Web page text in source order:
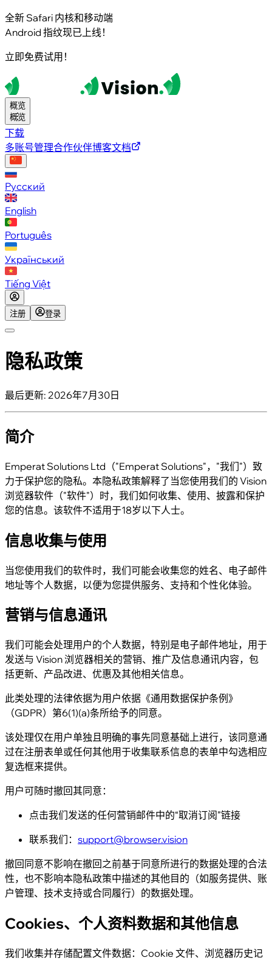
全新 Safari 内核和移动端
Android 指纹现已上线！
立即免费试用！
概览
概览
下载
多账号管理合作伙伴博客文档
Русский
English
Português
Український
Tiếng Việt
注册 登录
隐私政策
最后更新: 2026年7月30日
简介
Emperat Solutions Ltd（"Emperat Solutions"，"我们"）致
力于保护您的隐私。本隐私政策解释了当您使用我们的 Vision
浏览器软件（"软件"）时，我们如何收集、使用、披露和保护
您的信息。该软件不适用于18岁以下人士。
信息收集与使用
当您使用我们的软件时，我们可能会收集您的姓名、电子邮件
地址等个人数据，以便为您提供服务、支持和个性化体验。
营销与信息通讯
我们可能会处理用户的个人数据，特别是电子邮件地址，用于
发送与 Vision 浏览器相关的营销、推广及信息通讯内容，包
括更新、产品改进、优惠及其他相关信息。
此类处理的法律依据为用户依据《通用数据保护条例》
（GDPR）第6(1)(a)条所给予的同意。
该处理仅在用户单独且明确的事先同意基础上进行，该同意通
过在注册表单或任何其他用于收集联系信息的表单中勾选相应
复选框来提供。
用户可随时撤回其同意：
点击我们发送的任何营销邮件中的“取消订阅”链接
联系我们： support@browser.vision
撤回同意不影响在撤回之前基于同意所进行的数据处理的合法
性，也不影响本隐私政策中描述的其他目的（如服务提供、账
户管理、技术支持或合同履行）的数据处理。
Cookies、个人资料数据和其他信息
我们收集并存储配置文件数据：Cookie 文件、浏览器历史记